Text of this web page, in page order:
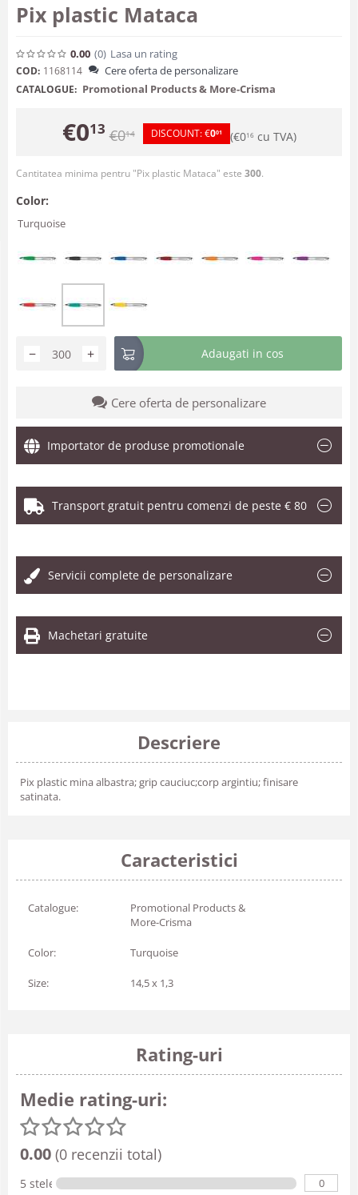
Pix plastic Mataca
0.00 (0) Lasa un rating
COD: 1168114 Cere oferta de personalizare
CATALOGUE: Promotional Products & More-Crisma
€013 €014 DISCOUNT:€001 (€016 cu TVA)
Cantitatea minima pentru "Pix plastic Mataca" este 300.
Color:
Turquoise
+
− Adaugati in cos
Cere oferta de personalizare
Importator de produse promotionale
Transport gratuit pentru comenzi de peste € 80
Servicii complete de personalizare
Machetari gratuite
Descriere
Pix plastic mina albastra; grip cauciuc;corp argintiu; finisare
satinata.
Caracteristici
Catalogue:
Promotional Products &
More-Crisma
Color: Turquoise
Size: 14,5 x 1,3
Rating-uri
Medie rating-uri:
0.00 (0 recenzii total)
5 stele 0